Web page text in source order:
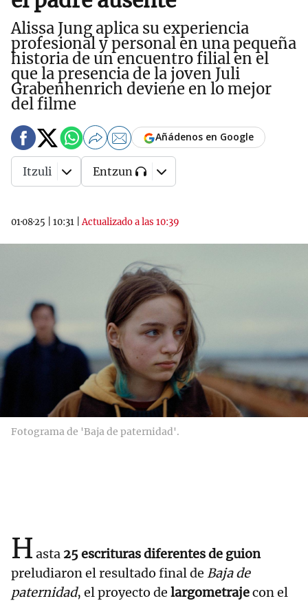
Alissa Jung aplica su experiencia
profesional y personal en una pequeña
historia de un encuentro filial en el
que la presencia de la joven Juli
Grabenhenrich deviene en lo mejor
del filme
01·08·25 10:31 |Actualizado a las 10:39
Añádenos en Google
Itzuli Entzun
Fotograma de 'Baja de paternidad'.
H asta 25 escrituras diferentes de guion
preludiaron el resultado final de Baja de
paternidad, el proyecto de largometrajecon el